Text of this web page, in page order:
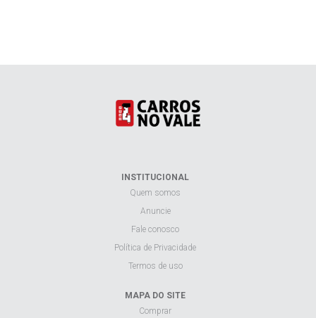
INSTITUCIONAL
Quem somos
Anuncie
Fale conosco
Política de Privacidade
Termos de uso
MAPA DO SITE
Comprar